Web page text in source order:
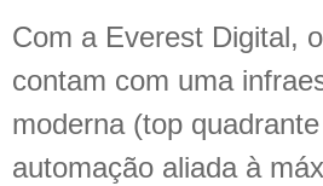
Com a Everest Digital,
contam com uma
moderna (top
automação aliada à